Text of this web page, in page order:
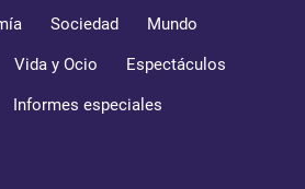
Sociedad Mundo
Vida y Ocio Espectáculos
Informes especiales